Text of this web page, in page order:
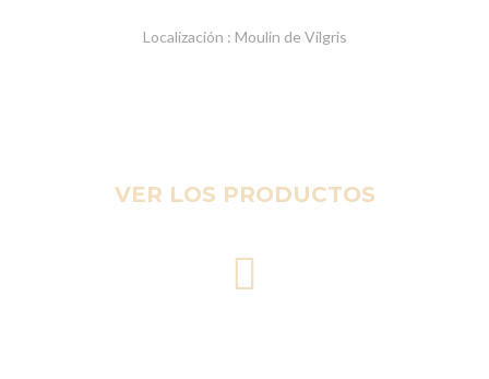
Localización : Moulin de Vilgris
VER LOS PRODUCTOS